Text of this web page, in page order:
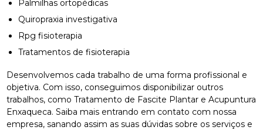
Palmilhas ortopédicas
Quiropraxia investigativa
Rpg fisioterapia
Tratamentos de fisioterapia
Desenvolvemos cada trabalho de uma forma profissional e
objetiva. Com isso, conseguimos disponibilizar outros
trabalhos, como Tratamento de Fascite Plantar e Acupuntura
Enxaqueca. Saiba mais entrando em contato com nossa
empresa, sanando assim as suas dúvidas sobre os serviços e